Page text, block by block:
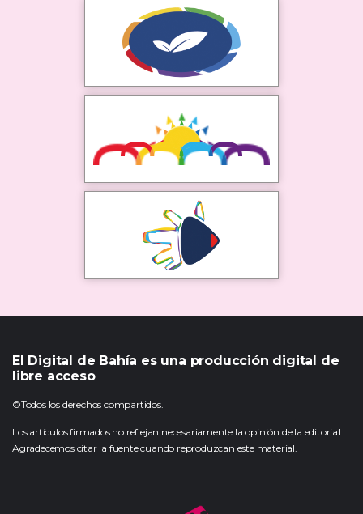
El Digital de Bahía es una producción digital de
libre acceso
©Todos los derechos compartidos.
Los artículos firmados no reflejan necesariamente la opinión de la editorial.
Agradecemos citar la fuente cuando reproduzcan este material.